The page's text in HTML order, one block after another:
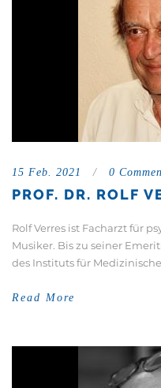
15 Feb. 2021 / 0
PROF. DR. ROLF
Rolf Verres ist Facharzt für
Musiker. Bis zu seiner
des Instituts für
Read More